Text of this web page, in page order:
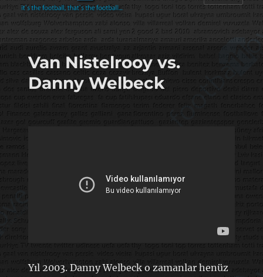
footbaLLove
Van Nistelrooy vs.
Danny Welbeck
Yıl 2003. Danny Welbeck o zamanlar henüz